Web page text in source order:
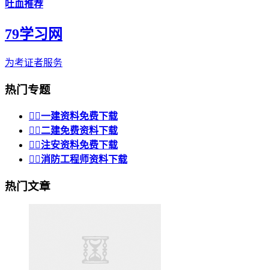
吐血推荐
79学习网
为考证者服务
热门专题
 一建资料免费下载
 二建免费资料下载
 注安资料免费下载
 消防工程师资料下载
热门文章